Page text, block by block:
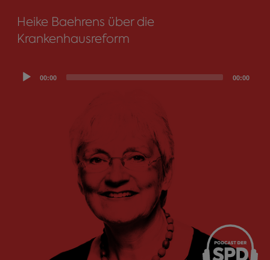
Heike Baehrens über die
Krankenhausreform
Audio
Player
00:00 00:00